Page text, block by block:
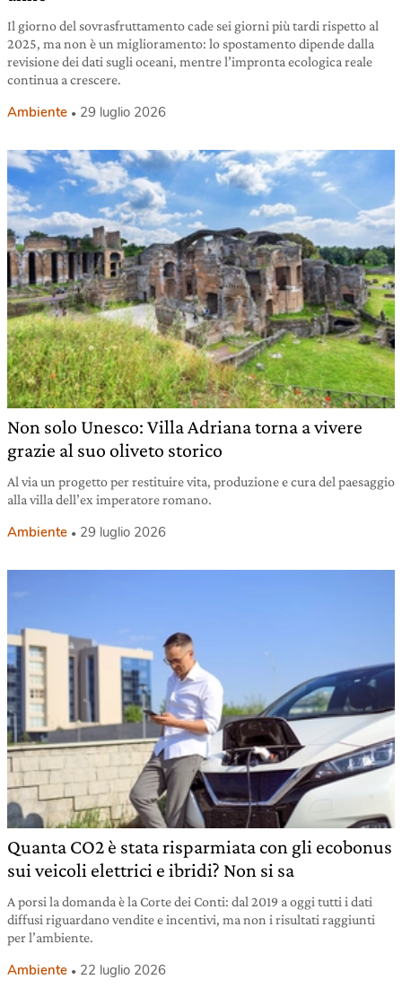
Il giorno del sovrasfruttamento cade sei giorni più tardi rispetto al
2025, ma non è un miglioramento: lo spostamento dipende dalla
revisione dei dati sugli oceani, mentre l’impronta ecologica reale
continua a crescere.
Ambiente 29 luglio 2026
Non solo Unesco: Villa Adriana torna a vivere
grazie al suo oliveto storico
Al via un progetto per restituire vita, produzione e cura del paesaggio
alla villa dell’ex imperatore romano.
Ambiente 29 luglio 2026
Quanta CO2 è stata risparmiata con gli ecobonus
sui veicoli elettrici e ibridi? Non si sa
A porsi la domanda è la Corte dei Conti: dal 2019 a oggi tutti i dati
diffusi riguardano vendite e incentivi, ma non i risultati raggiunti
per l’ambiente.
Ambiente 22 luglio 2026